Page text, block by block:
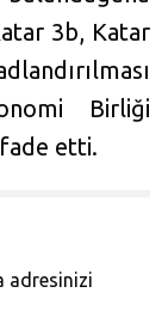
3b, Katar
Birliği
etti.
adresinizi